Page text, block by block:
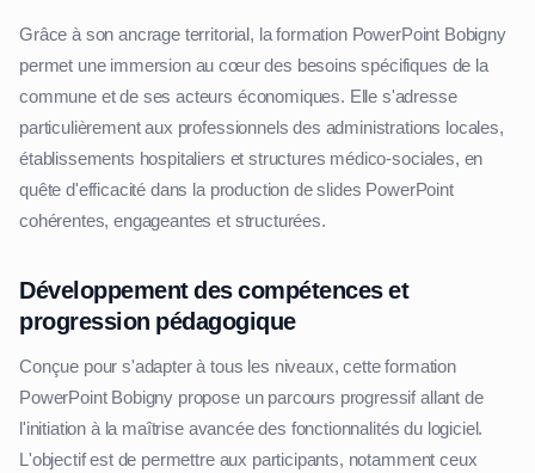
Grâce à son ancrage territorial, la formation PowerPoint Bobigny
permet une immersion au cœur des besoins spécifiques de la
commune et de ses acteurs économiques. Elle s'adresse
particulièrement aux professionnels des administrations locales,
établissements hospitaliers et structures médico-sociales, en
quête d'efficacité dans la production de slides PowerPoint
cohérentes, engageantes et structurées.
Développement des compétences et
progression pédagogique
Conçue pour s'adapter à tous les niveaux, cette formation
PowerPoint Bobigny propose un parcours progressif allant de
l'initiation à la maîtrise avancée des fonctionnalités du logiciel.
L'objectif est de permettre aux participants, notamment ceux